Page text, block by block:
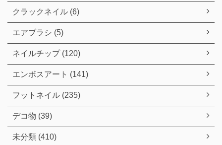
クラックネイル (6)
エアブラシ (5)
ネイルチップ (120)
エンボスアート (141)
フットネイル (235)
デコ物 (39)
未分類 (410)